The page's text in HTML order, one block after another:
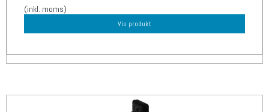
(inkl. moms)
Vis produkt